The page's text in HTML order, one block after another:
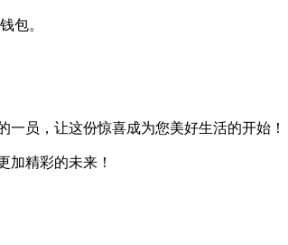
包。
员，让这份惊喜成为您美好生活的开始！
加精彩的未来！